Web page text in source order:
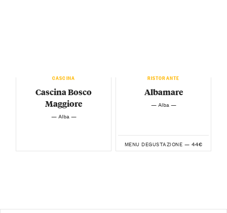
CASCINA
Cascina Bosco
Maggiore
— Alba —
RISTORANTE
Albamare
— Alba —
MENU DEGUSTAZIONE — 44€